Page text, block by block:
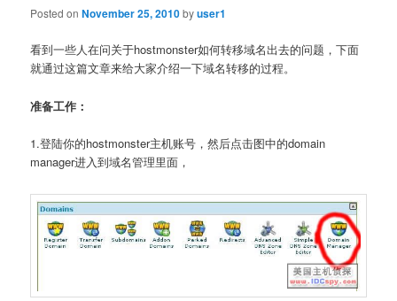
Posted onNovember 25, 2010byuser1
看到一些人在问关于hostmonster如何转移域名出去的问题，下面
就通过这篇文章来给大家介绍一下域名转移的过程。
准备工作：
1.登陆你的hostmonster主机账号，然后点击图中的domain
manager进入到域名管理里面，